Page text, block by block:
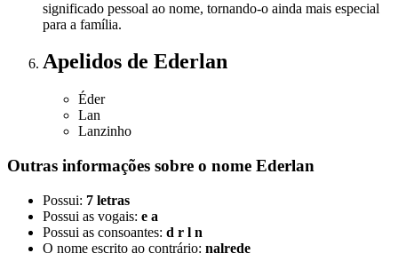
significado pessoal ao nome, tornando-o ainda mais especial
para a família.
Apelidos de Ederlan
Éder
Lan
Lanzinho
Outras informações sobre o nome Ederlan
Possui: 7 letras
Possui as vogais: e a
Possui as consoantes: d r l n
O nome escrito ao contrário: nalrede